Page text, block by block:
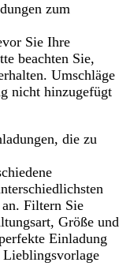
zum
Sie Ihre
beachten Sie,
Umschläge
nicht hinzugefügt
die zu
Filtern Sie
Größe und
Einladung